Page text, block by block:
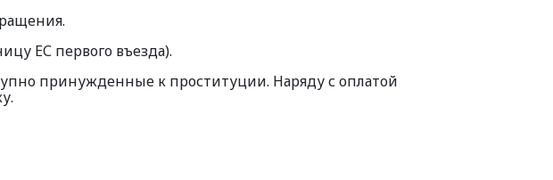
ЕС первого въезда).
принужденные к проституции. Наряду с оплатой